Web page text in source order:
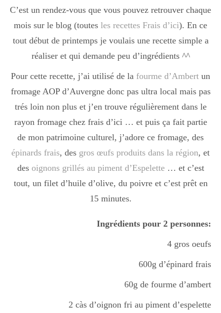
plats
Dessert
Boisson chaudes
Les classiques
Mes amis en cuisine
Recettes Végétariennes
Tuto
C’est un rendez-vous que vous pouvez retrouver chaque
mois sur le blog (toutes les recettes Frais d’ici). En ce
tout début de printemps je voulais une recette simple a
réaliser et qui demande peu d’ingrédients ^^
Pour cette recette, j’ai utilisé de la fourme d’Ambert un
fromage AOP d’Auvergne donc pas ultra local mais pas
trés loin non plus et j’en trouve régulièrement dans le
rayon fromage chez frais d’ici … et puis ça fait partie
de mon patrimoine culturel, j’adore ce fromage, des
épinards frais, des gros œufs produits dans la région, et
des oignons grillés au piment d’Espelette… et c’est
tout, un filet d’huile d’olive, du poivre et c’est prêt en
15 minutes.
Ingrédients pour 2 personnes:
4 gros oeufs
600g d’épinard frais
60g de fourme d’ambert
2 càs d’oignon fri au piment d’espelette